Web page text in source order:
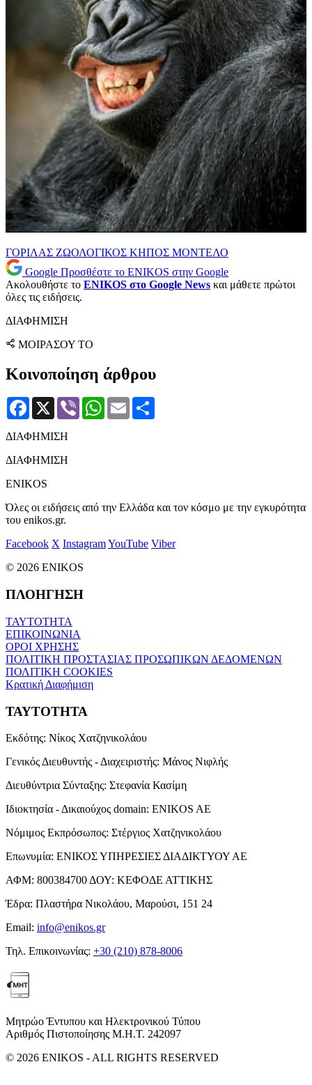
ΓΟΡΙΛΑΣ ΖΩΟΛΟΓΙΚΟΣ ΚΗΠΟΣ ΜΟΝΤΕΛΟ
Google Προσθέστε το ENIKOS στην Google
Ακολουθήστε το ENIKOS στο Google News και μάθετε πρώτοι
όλες τις ειδήσεις.
ΔΙΑΦΗΜΙΣΗ
ΜΟΙΡΑΣΟΥ ΤΟ
Κοινοποίηση άρθρου
Facebook
X Viber WhatsApp
Email
ΔΙΑΦΗΜΙΣΗ
ΔΙΑΦΗΜΙΣΗ
ENIKOS
Όλες οι ειδήσεις από την Ελλάδα και τον κόσμο με την εγκυρότητα
του enikos.gr.
Facebook X InstagramYouTube Viber
© 2026 ENIKOS
ΠΛΟΗΓΗΣΗ
ΤΑΥΤΟΤΗΤΑ
ΕΠΙΚΟΙΝΩΝΙΑ
ΟΡΟΙ ΧΡΗΣΗΣ
ΠΟΛΙΤΙΚΗ ΠΡΟΣΤΑΣΙΑΣ ΠΡΟΣΩΠΙΚΩΝ ΔΕΔΟΜΕΝΩΝ
ΠΟΛΙΤΙΚΗ COOKIES
Κρατική Διαφήμιση
ΤΑΥΤΟΤΗΤΑ
Εκδότης: Νίκος Χατζηνικολάου
Γενικός Διευθυντής - Διαχειριστής: Μάνος Νιφλής
Διευθύντρια Σύνταξης: Στεφανία Κασίμη
Ιδιοκτησία - Δικαιούχος domain: ENIKOS AE
Νόμιμος Εκπρόσωπος: Στέργιος Χατζηνικολάου
Επωνυμία: ΕΝΙΚΟΣ ΥΠΗΡΕΣΙΕΣ ΔΙΑΔΙΚΤΥΟΥ ΑΕ
ΑΦΜ: 800384700 ΔΟΥ: ΚΕΦΟΔΕ ΑΤΤΙΚΗΣ
Έδρα: Πλαστήρα Νικολάου, Μαρούσι, 151 24
Email: info@enikos.gr
Τηλ. Επικοινωνίας: +30 (210) 878-8006
Μητρώο Έντυπου και Ηλεκτρονικού Τύπου
Αριθμός Πιστοποίησης Μ.Η.Τ. 242097
© 2026 ENIKOS - ALL RIGHTS RESERVED